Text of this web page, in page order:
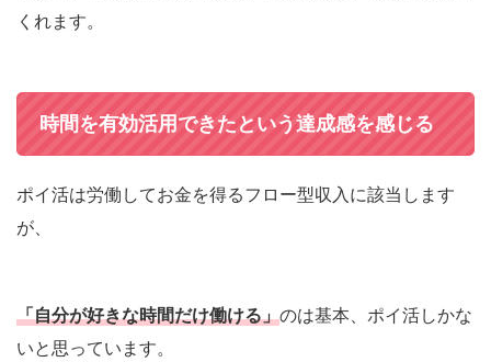
くれます。
時間を有効活用できたという達成感を感じる
ポイ活は労働してお金を得るフロー型収入に該当します
が、
「自分が好きな時間だけ働ける」のは基本、ポイ活しかな
いと思っています。